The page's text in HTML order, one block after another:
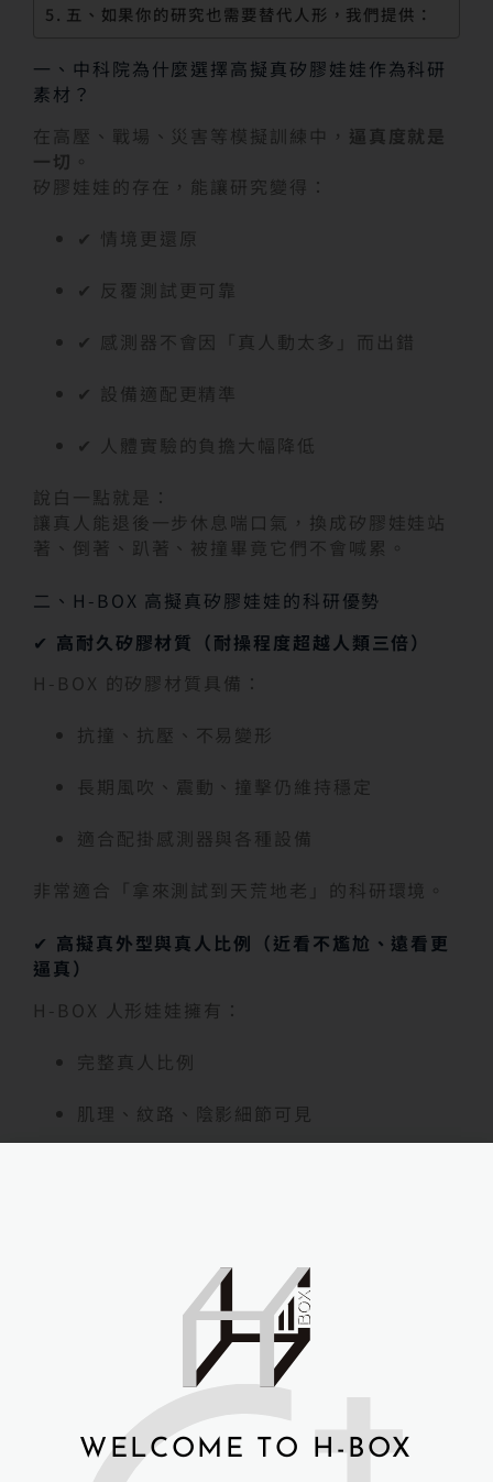
五、如果你的研究也需要替代人形，我們提供：
一、中科院為什麼選擇高擬真矽膠娃娃作為科研
素材？
在高壓、戰場、災害等模擬訓練中， 逼真度就是
一切
矽膠娃娃的存在，能讓研究變得：
✔ 情境更還原
✔ 反覆測試更可靠
✔ 感測器不會因「真人動太多」而出錯
✔ 設備適配更精準
✔ 人體實驗的負擔大幅降低
說白一點就是：
讓真人能退後一步休息喘口氣，換成矽膠娃娃站
著、倒著、趴著、被撞畢竟它們不會喊累。
二、H-BOX 高擬真矽膠娃娃的科研優勢
✔ 高耐久矽膠材質（耐操程度超越人類三倍）
H-BOX 的矽膠材質具備：
抗撞、抗壓、不易變形
長期風吹、震動、撞擊仍維持穩定
適合配掛感測器與各種設備
非常適合「拿來測試到天荒地老」的科研環境。
✔ 高擬真外型與真人比例（近看不尷尬、遠看更
逼真）
H-BOX 人形娃娃擁有：
完整真人比例
肌理、紋路、陰影細節可見
✔ 中科院在研究訓練中的高擬真矽膠娃娃應用
空間佈署、設備位置測試
AI 辨識／影像系統驗證
WELCOME TO H-BOX